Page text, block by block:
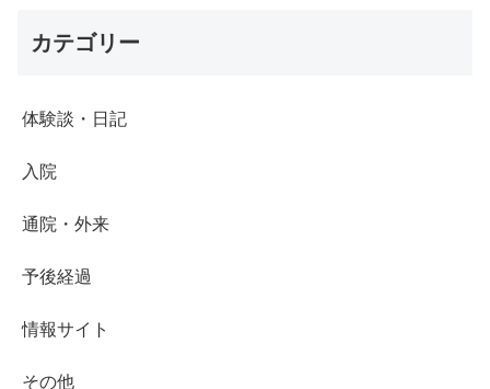
カテゴリー
体験談・日記
入院
通院・外来
予後経過
情報サイト
その他